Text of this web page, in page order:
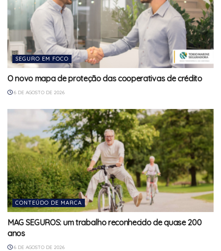
SEGURO EM FOCO
O novo mapa de proteção das cooperativas de crédito
6 DE AGOSTO DE 2026
CONTEÚDO DE MARCA
MAG SEGUROS: um trabalho reconhecido de quase 200
anos
6 DE AGOSTO DE 2026